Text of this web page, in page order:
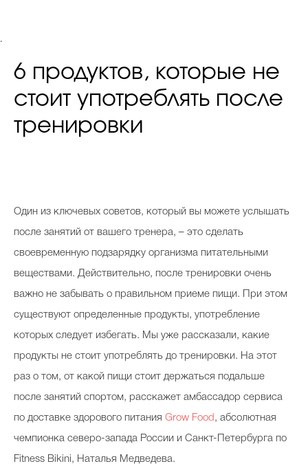
.
6 продуктов, которые не
стоит употреблять после
тренировки
Один из ключевых советов, который вы можете услышать
после занятий от вашего тренера, – это сделать
своевременную подзарядку организма питательными
веществами. Действительно, после тренировки очень
важно не забывать о правильном приеме пищи. При этом
существуют определенные продукты, употребление
которых следует избегать. Мы уже рассказали, какие
продукты не стоит употреблять до тренировки. На этот
раз о том, от какой пищи стоит держаться подальше
после занятий спортом, расскажет амбассадор сервиса
по доставке здорового питания Grow Food , абсолютная
чемпионка северо-запада России и Санкт-Петербурга по
Fitness Bikini, Наталья Медведева.